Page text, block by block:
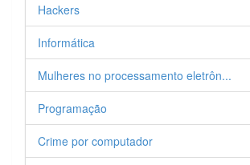
Hackers
Informática
Mulheres no processamento eletrôn...
Programação
Crime por computador